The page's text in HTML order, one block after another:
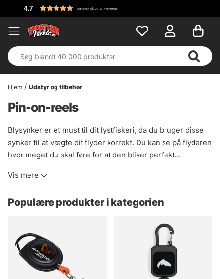
Hjem Udstyr og tilbehør
Pin-on-reels
Blysynker er et must til dit lystfiskeri, da du bruger disse
synker til at vægte dit flyder korrekt. Du kan se på flyderen
hvor meget du skal føre for at den bliver perfekt
den bider. Disse kommer i forskellige vægte og klippes
Vis mere
Populære produkter i kategorien